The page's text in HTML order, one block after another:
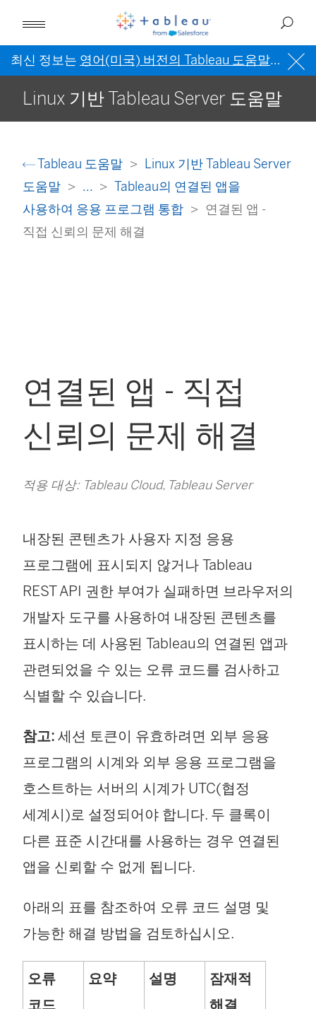
최신 정보는 영어(미국) 버전의 Tableau 도움말을 참조
Linux 기반 Tableau Server 도움말
Tableau 도움말
Linux 기반 Tableau Server
도움말
...
Tableau의 연결된 앱을
사용하여 응용 프로그램 통합
연결된 앱 -
직접 신뢰의 문제 해결
연결된 앱 - 직접
신뢰의 문제 해결
적용 대상: Tableau Cloud, Tableau Server
내장된 콘텐츠가 사용자 지정 응용
프로그램에 표시되지 않거나 Tableau
REST API 권한 부여가 실패하면 브라우저의
개발자 도구를 사용하여 내장된 콘텐츠를
표시하는 데 사용된 Tableau의 연결된 앱과
관련되었을 수 있는 오류 코드를 검사하고
식별할 수 있습니다.
참고: 세션 토큰이 유효하려면 외부 응용
프로그램의 시계와 외부 응용 프로그램을
호스트하는 서버의 시계가 UTC(협정
세계시)로 설정되어야 합니다. 두 클록이
다른 표준 시간대를 사용하는 경우 연결된
앱을 신뢰할 수 없게 됩니다.
아래의 표를 참조하여 오류 코드 설명 및
가능한 해결 방법을 검토하십시오.
오류
코드
요약 설명
잠재적
해결